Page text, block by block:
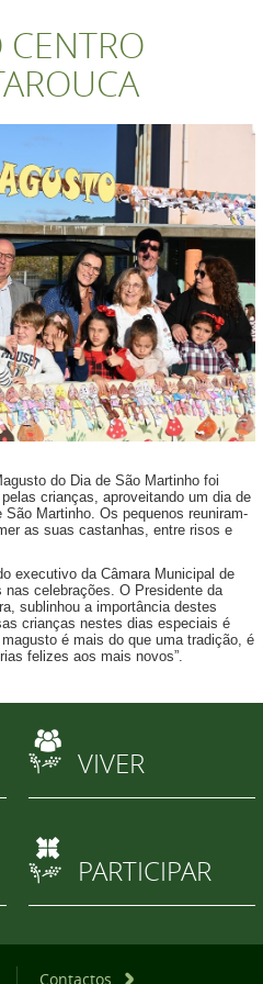
do Dia de São Martinho foi
crianças, aproveitando um dia de
Martinho. Os pequenos reuniram-
as suas castanhas, entre risos e
executivo da Câmara Municipal de
celebrações. O Presidente da
sublinhou a importância destes
crianças nestes dias especiais é
é mais do que uma tradição, é
felizes aos mais novos”.
VIVER
PARTICIPAR
Contactos